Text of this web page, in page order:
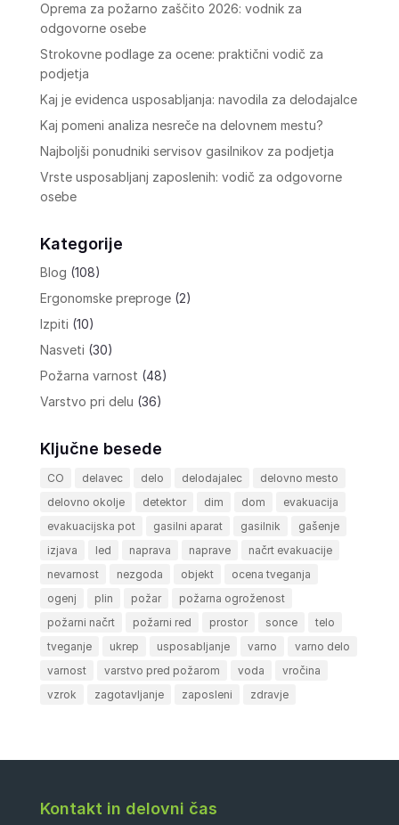
Oprema za požarno zaščito 2026: vodnik za
odgovorne osebe
Strokovne podlage za ocene: praktični vodič za
podjetja
Kaj je evidenca usposabljanja: navodila za delodajalce
Kaj pomeni analiza nesreče na delovnem mestu?
Najboljši ponudniki servisov gasilnikov za podjetja
Vrste usposabljanj zaposlenih: vodič za odgovorne
osebe
Kategorije
Blog (108)
Ergonomske preproge(2)
Izpiti (10)
Nasveti (30)
Požarna varnost (48)
Varstvo pri delu (36)
Ključne besede
CO delavec delo delodajalec
delovno mesto
delovno okolje
detektor dim dom
evakuacija
evakuacijska pot
gasilni aparat gasilnik
gašenje
izjava
led naprava naprave
načrt evakuacije
nevarnost
nezgoda objekt
ocena tveganja
ogenj
plin požar
požarna ogroženost
požarni načrt
požarni red prostor sonce
telo
tveganje
ukrep usposabljanje varno
varno delo
varnost
varstvo pred požarom voda
vročina
vzrok
zagotavljanje zaposleni zdravje
Kontakt in delovni čas